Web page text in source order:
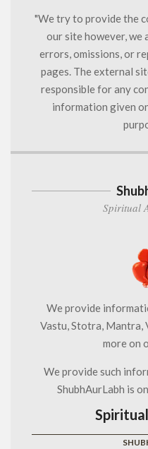
"We try to provide the
our site however, we
errors, omissions, or
pages. The external
responsible for any
information given
Spiritual
We provide
Vastu, Stotra, Mantra,
more on
We provide such
ShubhAurLabh is